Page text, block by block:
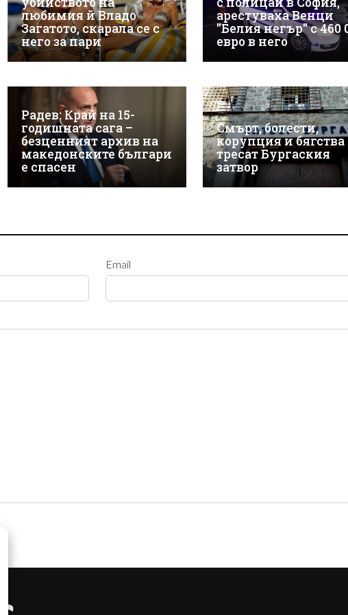
любимия й Владо
Загатото, скарала се с
него за пари
арестуваха Венци
"Белия негър" с 460
евро в него
Радев: Край на 15-
годишната сага –
безценният архив на
македонските българи
е спасен
Смърт, болести,
корупция и бягства
тресат Бургаския
затвор
Email